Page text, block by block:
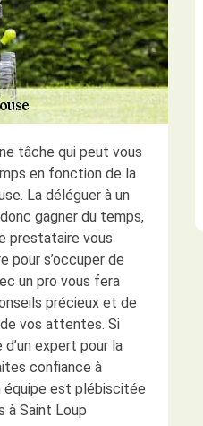
tâche qui peut vous
en fonction de la
La déléguer à un
gagner du temps,
prestataire vous
pour s’occuper de
un pro vous fera
précieux et de
vos attentes. Si
expert pour la
confiance à
équipe est plébiscitée
à Saint Loup